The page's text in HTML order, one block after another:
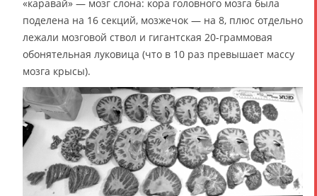
«каравай» — мозг слона: кора головного мозга была
поделена на 16 секций, мозжечок — на 8, плюс отдельно
лежали мозговой ствол и гигантская 20-граммовая
обонятельная луковица (что в 10 раз превышает массу
мозга крысы).